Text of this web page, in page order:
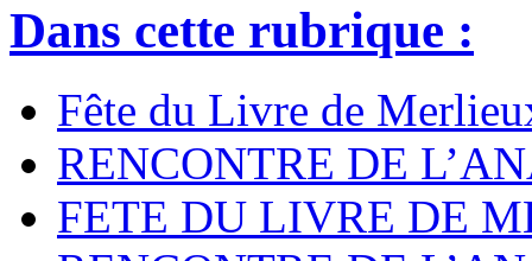
Dans cette rubrique :
Fête du Livre de
RENCONTRE DE
FETE DU LIVRE DE